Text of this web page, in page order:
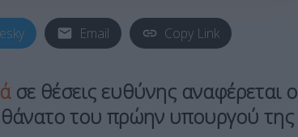
Email Copy Link
σε θέσεις ευθύνης αναφέρεται ο
του πρώην υπουργού της